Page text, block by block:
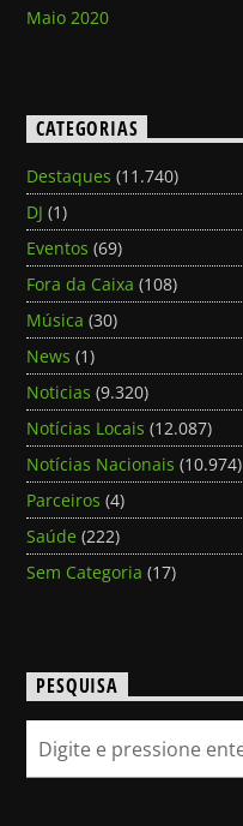
Maio 2020
CATEGORIAS
Destaques (11.740)
DJ (1)
Eventos (69)
Fora da Caixa (108)
Música (30)
News (1)
Noticias (9.320)
Notícias Locais (12.087)
Notícias Nacionais (10.974)
Parceiros (4)
Saúde (222)
Sem Categoria (17)
PESQUISA